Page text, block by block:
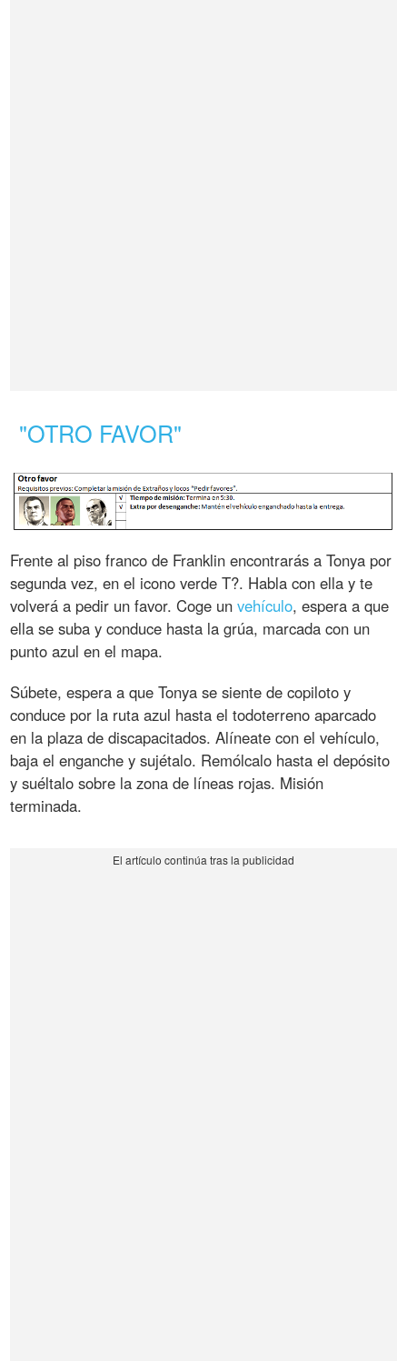
"OTRO FAVOR"
Frente al piso franco de Franklin encontrarás a Tonya por
segunda vez, en el icono verde T?. Habla con ella y te
volverá a pedir un favor. Coge unvehículo, espera a que
ella se suba y conduce hasta la grúa, marcada con un
punto azul en el mapa.
Súbete, espera a que Tonya se siente de copiloto y
conduce por la ruta azul hasta el todoterreno aparcado
en la plaza de discapacitados. Alíneate con el vehículo,
baja el enganche y sujétalo. Remólcalo hasta el depósito
y suéltalo sobre la zona de líneas rojas. Misión
terminada.